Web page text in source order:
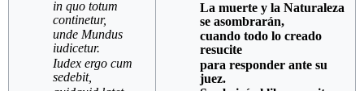
in quo totum
continetur,
unde Mundus
iudicetur.
Iudex ergo cum
sedebit,
La muerte y la Naturaleza
se asombrarán,
cuando todo lo creado
resucite
para responder ante su
juez.